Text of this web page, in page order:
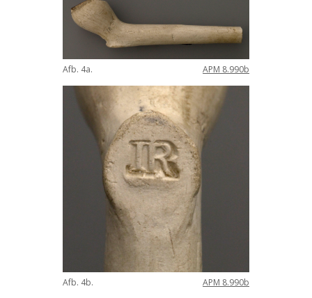
Afb. 4a. APM 8.990b
Afb. 4b. APM 8.990b